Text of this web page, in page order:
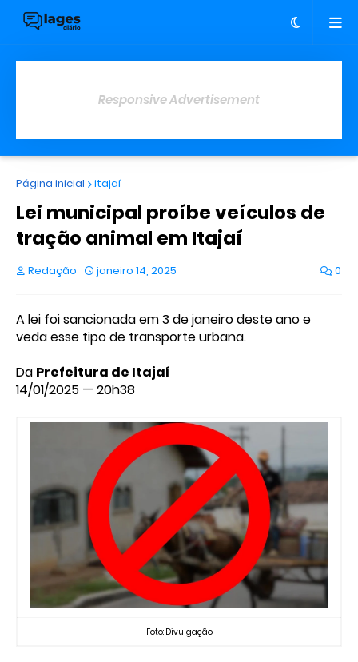
Responsive Advertisement
Página inicial itajaí
Lei municipal proíbe veículos de
tração animal em Itajaí
Redação janeiro 14, 2025 0
A lei foi sancionada em 3 de janeiro deste ano e
veda esse tipo de transporte urbana.
Da Prefeitura de Itajaí
14/01/2025 — 20h38
Foto: Divulgação